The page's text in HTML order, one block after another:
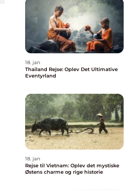
18. jan
Thailand Rejse: Oplev Det Ultimative
Eventyrland
18. jan
Rejse til Vietnam: Oplev det mystiske
Østens charme og rige historie